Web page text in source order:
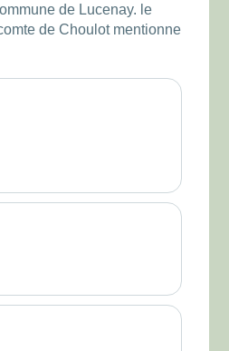
de Lucenay. le
de Choulot mentionne